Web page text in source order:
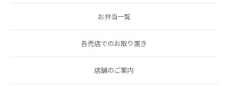
お弁当一覧
各売店でのお取り置き
店舗のご案内